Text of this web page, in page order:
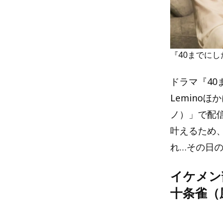
『40までに
ドラマ『40
Leminoほ
ノ）」で配
叶えるため
れ…その日
イケメ
十条雀（